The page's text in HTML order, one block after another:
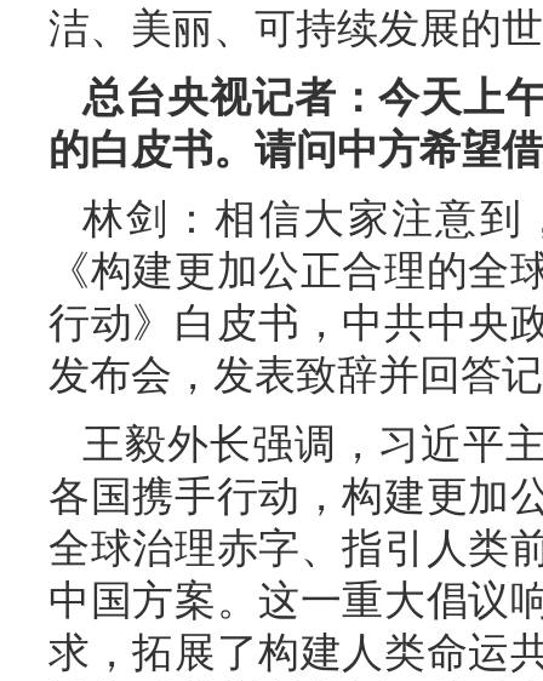
洁、美丽、可持续发展的
总台央视记者：今天上
的白皮书。请问中方希望
林剑：相信大家注意到
《构建更加公正合理的全
行动》白皮书，中共中央
发布会，发表致辞并回答
王毅外长强调，习近平
各国携手行动，构建更加
全球治理赤字、指引人类
中国方案。这一重大倡议
求，拓展了构建人类命运